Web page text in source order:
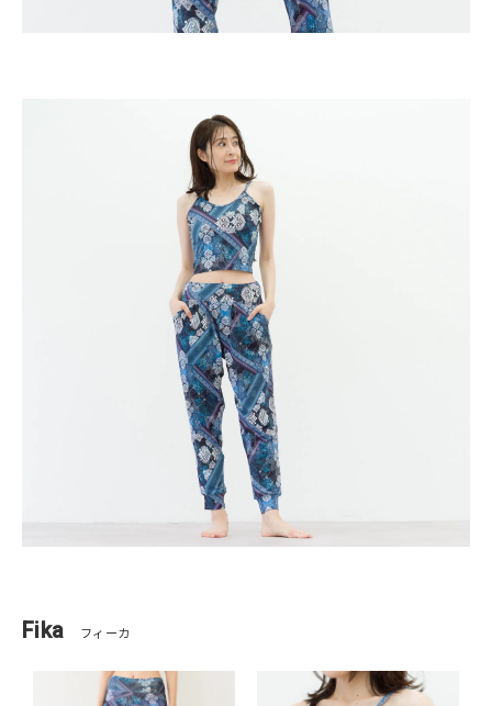
Fika フィーカ